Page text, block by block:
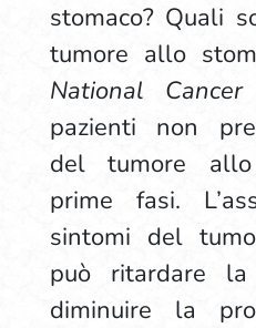
stomaco? Quali
tumore allo
National
pazienti non
del tumore
prime fasi.
sintomi del
può ritardare
diminuire la